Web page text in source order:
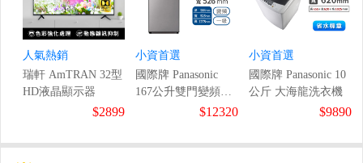
人氣熱銷
瑞軒 AmTRAN 32型
HD液晶顯示器
$2899
小資首選
國際牌 Panasonic
167公升雙門變頻冰
$12320
小資首選
國際牌 Panasonic 10
公斤 大海龍洗衣機
$9890